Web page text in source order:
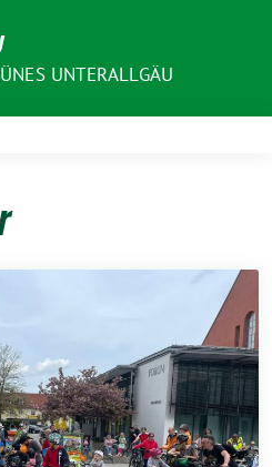
UNTERALLGÄU